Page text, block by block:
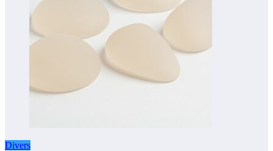
Divers